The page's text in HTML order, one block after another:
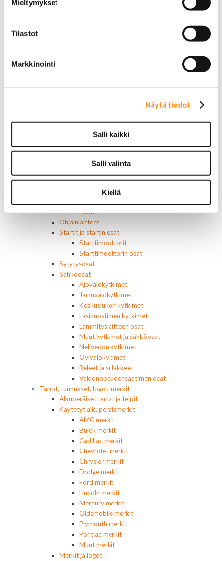
Mieltymykset
Tilastot
Markkinointi
Näytä tiedot
Salli kaikki
Salli valinta
Kiellä
Akut
Lämmitys ja ilmastointi
Etuvastukset
Kennot
Käyttöpaneelit / kytkimet
Moottorit
Muut
Ohjainlaitteet
Startit ja startin osat
Starttimoottorit
Starttimoottorin osat
Sytytysosat
Sähköosat
Ajovalokytkimet
Jarruvalokytkimet
Keskuslukon kytkimet
Lasinnostimen kytkimet
Lämmityslaitteen osat
Muut kytkimet ja sähköosat
Nelivedon kytkimet
Ovivalokykimet
Releet ja sulakkeet
Vakionopeudensäätimen osat
Tarrat, tunnukset, logot, merkit
Alkuperäiset tarrat ja teipit
Käytetyt alkuperäismerkit
AMC merkit
Buick merkit
Cadillac merkit
Chevrolet merkit
Chrysler merkit
Dodge merkit
Ford merkit
Lincoln merkit
Mercury merkit
Oldsmobile merkit
Plymouth merkit
Pontiac merkit
Muut merkit
Merkit ja logot